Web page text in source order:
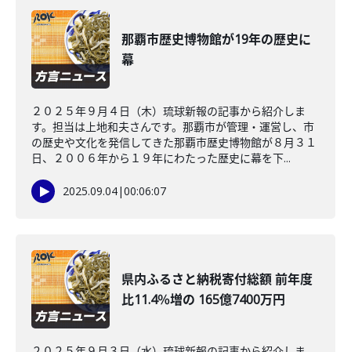
那覇市歴史博物館が19年の歴史に
幕
２０２５年９月４日（木）琉球新報の記事から紹介しま
す。担当は上地和夫さんです。那覇市が管理・運営し、市
の歴史や文化を発信してきた那覇市歴史博物館が８月３１
日、２００６年から１９年にわたった歴史に幕を下...
2025.09.04|00:06:07
県内ふるさと納税寄付総額 前年度
比11.4％増の 165億7400万円